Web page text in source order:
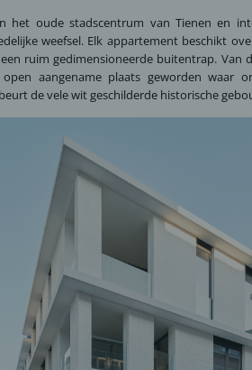
het oude stadscentrum van Tienen en
weefsel. Elk appartement beschikt
ruim gedimensioneerde buitentrap. Van
aangename plaats geworden waar
de vele wit geschilderde historische